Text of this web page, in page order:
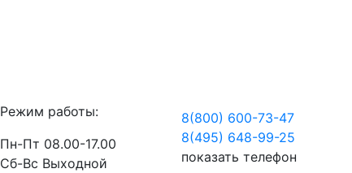
Режим работы:
Пн-Пт 08.00-17.00
Сб-Вс Выходной
8(800) 600-73-47
8(495) 648-99-25
показать телефон